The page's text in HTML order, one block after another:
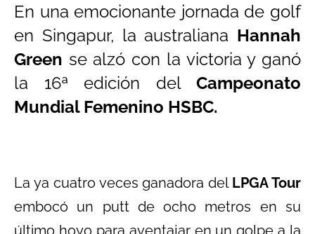
En una emocionante jornada de golf
en Singapur, la australiana Hannah
Green se alzó con la victoria y ganó
la 16ª edición del Campeonato
Mundial Femenino HSBC.
La ya cuatro veces ganadora del LPGA Tour
embocó un putt de ocho metros en su
último hoyo para aventajar en un golpe a la